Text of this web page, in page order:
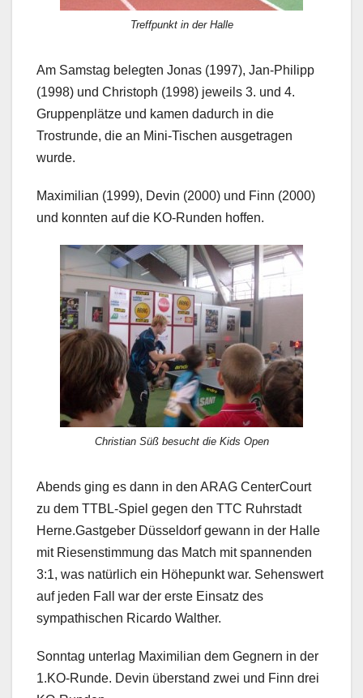
Treffpunkt in der Halle
Am Samstag belegten Jonas (1997), Jan-Philipp
(1998) und Christoph (1998) jeweils 3. und 4.
Gruppenplätze und kamen dadurch in die
Trostrunde, die an Mini-Tischen ausgetragen
wurde.
Maximilian (1999), Devin (2000) und Finn (2000)
und konnten auf die KO-Runden hoffen.
Christian Süß besucht die Kids Open
Abends ging es dann in den ARAG CenterCourt
zu dem TTBL-Spiel gegen den TTC Ruhrstadt
Herne.Gastgeber Düsseldorf gewann in der Halle
mit Riesenstimmung das Match mit spannenden
3:1, was natürlich ein Höhepunkt war. Sehenswert
auf jeden Fall war der erste Einsatz des
sympathischen Ricardo Walther.
Sonntag unterlag Maximilian dem Gegnern in der
1.KO-Runde. Devin überstand zwei und Finn drei